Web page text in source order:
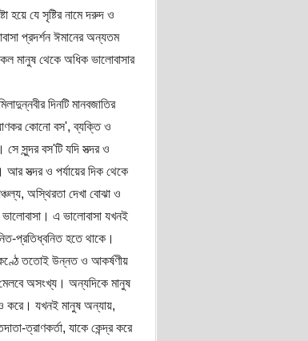
যে সৃষ্টির নামে দরুদ ও
প্রদর্শন ঈমানের অন্যতম
মানুষ থেকে অধিক ভালোবাসার
দিনটি মানবজাতির
কোনো বস', ব্যক্তি ও
সুন্দর বস'টি যদি সত্দর ও
আর সত্দর ও পর্যায়ের দিক থেকে
অস্থিরতা দেখা বোঝা ও
ভালোবাসা। এ ভালোবাসা যখনই
প্রতিধ্বনিত হতে থাকে।
কণ্ঠে ততোই উন্নত ও আকর্ষণীয়
মেলবে অসংখ্য। অন্যদিকে মানুষ
করে। যখনই মানুষ অন্যায়,
ত্রাণকর্তা, যাকে কেন্দ্র করে